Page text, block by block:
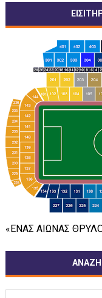
«ΕΝΑΣ ΑΙΩΝΑΣ